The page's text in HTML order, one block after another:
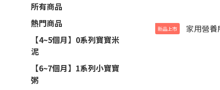
所有商品
熱門商品
【4~5個月】0系列寶寶米
泥
【6~7個月】1系列小寶寶
粥
新品上市